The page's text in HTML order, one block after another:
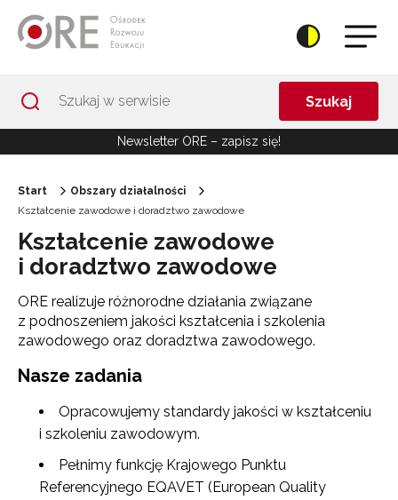
Szukaj
Newsletter ORE – zapisz się!
Start
Obszary działalności
Kształcenie zawodowe i doradztwo zawodowe
Kształcenie zawodowe
i doradztwo zawodowe
ORE realizuje różnorodne działania związane
z podnoszeniem jakości kształcenia i szkolenia
zawodowego oraz doradztwa zawodowego.
Nasze zadania
Opracowujemy standardy jakości w kształceniu
i szkoleniu zawodowym.
Pełnimy funkcję Krajowego Punktu
Referencyjnego EQAVET (European Quality